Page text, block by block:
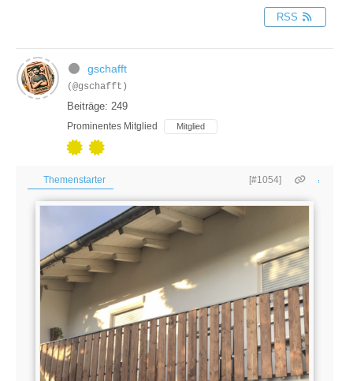
RSS
gschafft
(@gschafft)
Beiträge: 249
Prominentes Mitglied Mitglied
Themenstarter [#1054]